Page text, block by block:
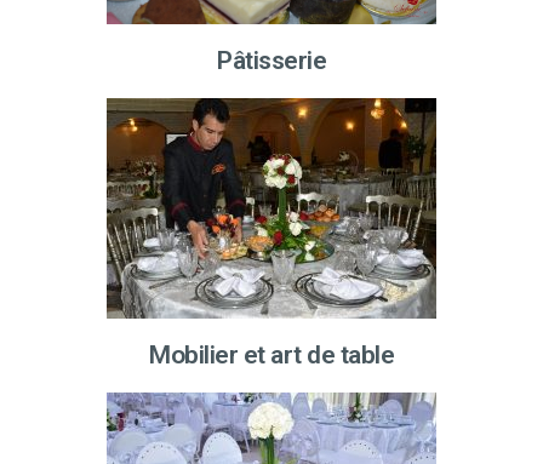
Pâtisserie
Mobilier et art de table